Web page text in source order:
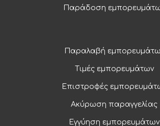
Παράδοση
Παραλαβή
Τιμές εμπορευμάτων
Επιστροφές
Ακύρωση παραγγελίας
Εγγύηση εμπορευμάτων